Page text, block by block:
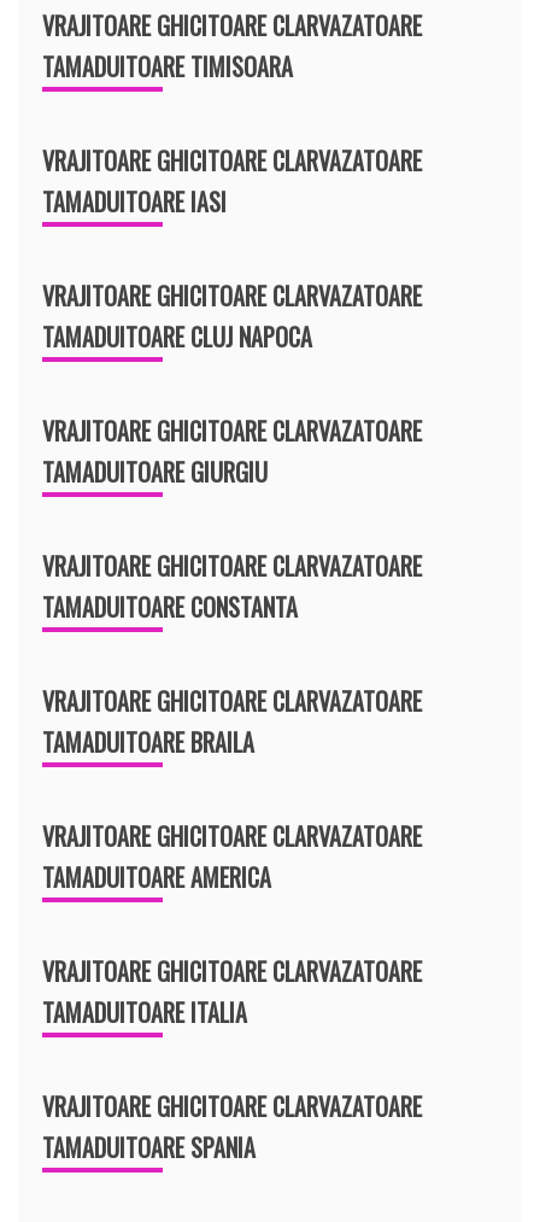
VRAJITOARE GHICITOARE CLARVAZATOARE
TAMADUITOARE TIMISOARA
VRAJITOARE GHICITOARE CLARVAZATOARE
TAMADUITOARE IASI
VRAJITOARE GHICITOARE CLARVAZATOARE
TAMADUITOARE CLUJ NAPOCA
VRAJITOARE GHICITOARE CLARVAZATOARE
TAMADUITOARE GIURGIU
VRAJITOARE GHICITOARE CLARVAZATOARE
TAMADUITOARE CONSTANTA
VRAJITOARE GHICITOARE CLARVAZATOARE
TAMADUITOARE BRAILA
VRAJITOARE GHICITOARE CLARVAZATOARE
TAMADUITOARE AMERICA
VRAJITOARE GHICITOARE CLARVAZATOARE
TAMADUITOARE ITALIA
VRAJITOARE GHICITOARE CLARVAZATOARE
TAMADUITOARE SPANIA